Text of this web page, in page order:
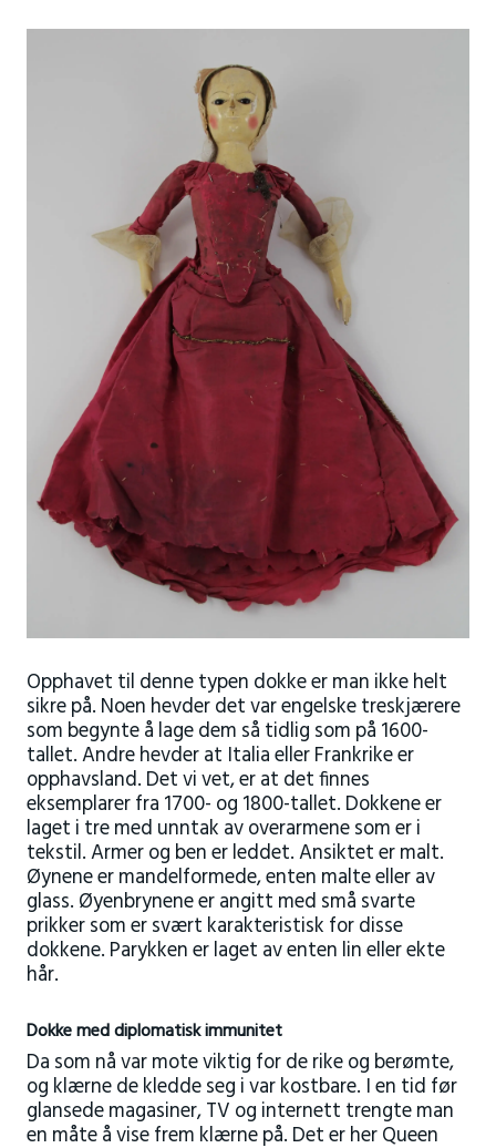
Opphavet til denne typen dokke er man ikke helt
sikre på. Noen hevder det var engelske treskjærere
som begynte å lage dem så tidlig som på 1600-
tallet. Andre hevder at Italia eller Frankrike er
opphavsland. Det vi vet, er at det finnes
eksemplarer fra 1700- og 1800-tallet. Dokkene er
laget i tre med unntak av overarmene som er i
tekstil. Armer og ben er leddet. Ansiktet er malt.
Øynene er mandelformede, enten malte eller av
glass. Øyenbrynene er angitt med små svarte
prikker som er svært karakteristisk for disse
dokkene. Parykken er laget av enten lin eller ekte
hår.
Dokke med diplomatisk immunitet
Da som nå var mote viktig for de rike og berømte,
og klærne de kledde seg i var kostbare. I en tid før
glansede magasiner, TV og internett trengte man
en måte å vise frem klærne på. Det er her Queen